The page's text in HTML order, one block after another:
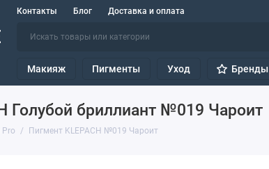
Контакты Блог Доставка и оплата
Макияж Пигменты Уход Бренды
Голубой бриллиант №019 Чароит
Pro Пигмент KLEPACH №019 Чароит